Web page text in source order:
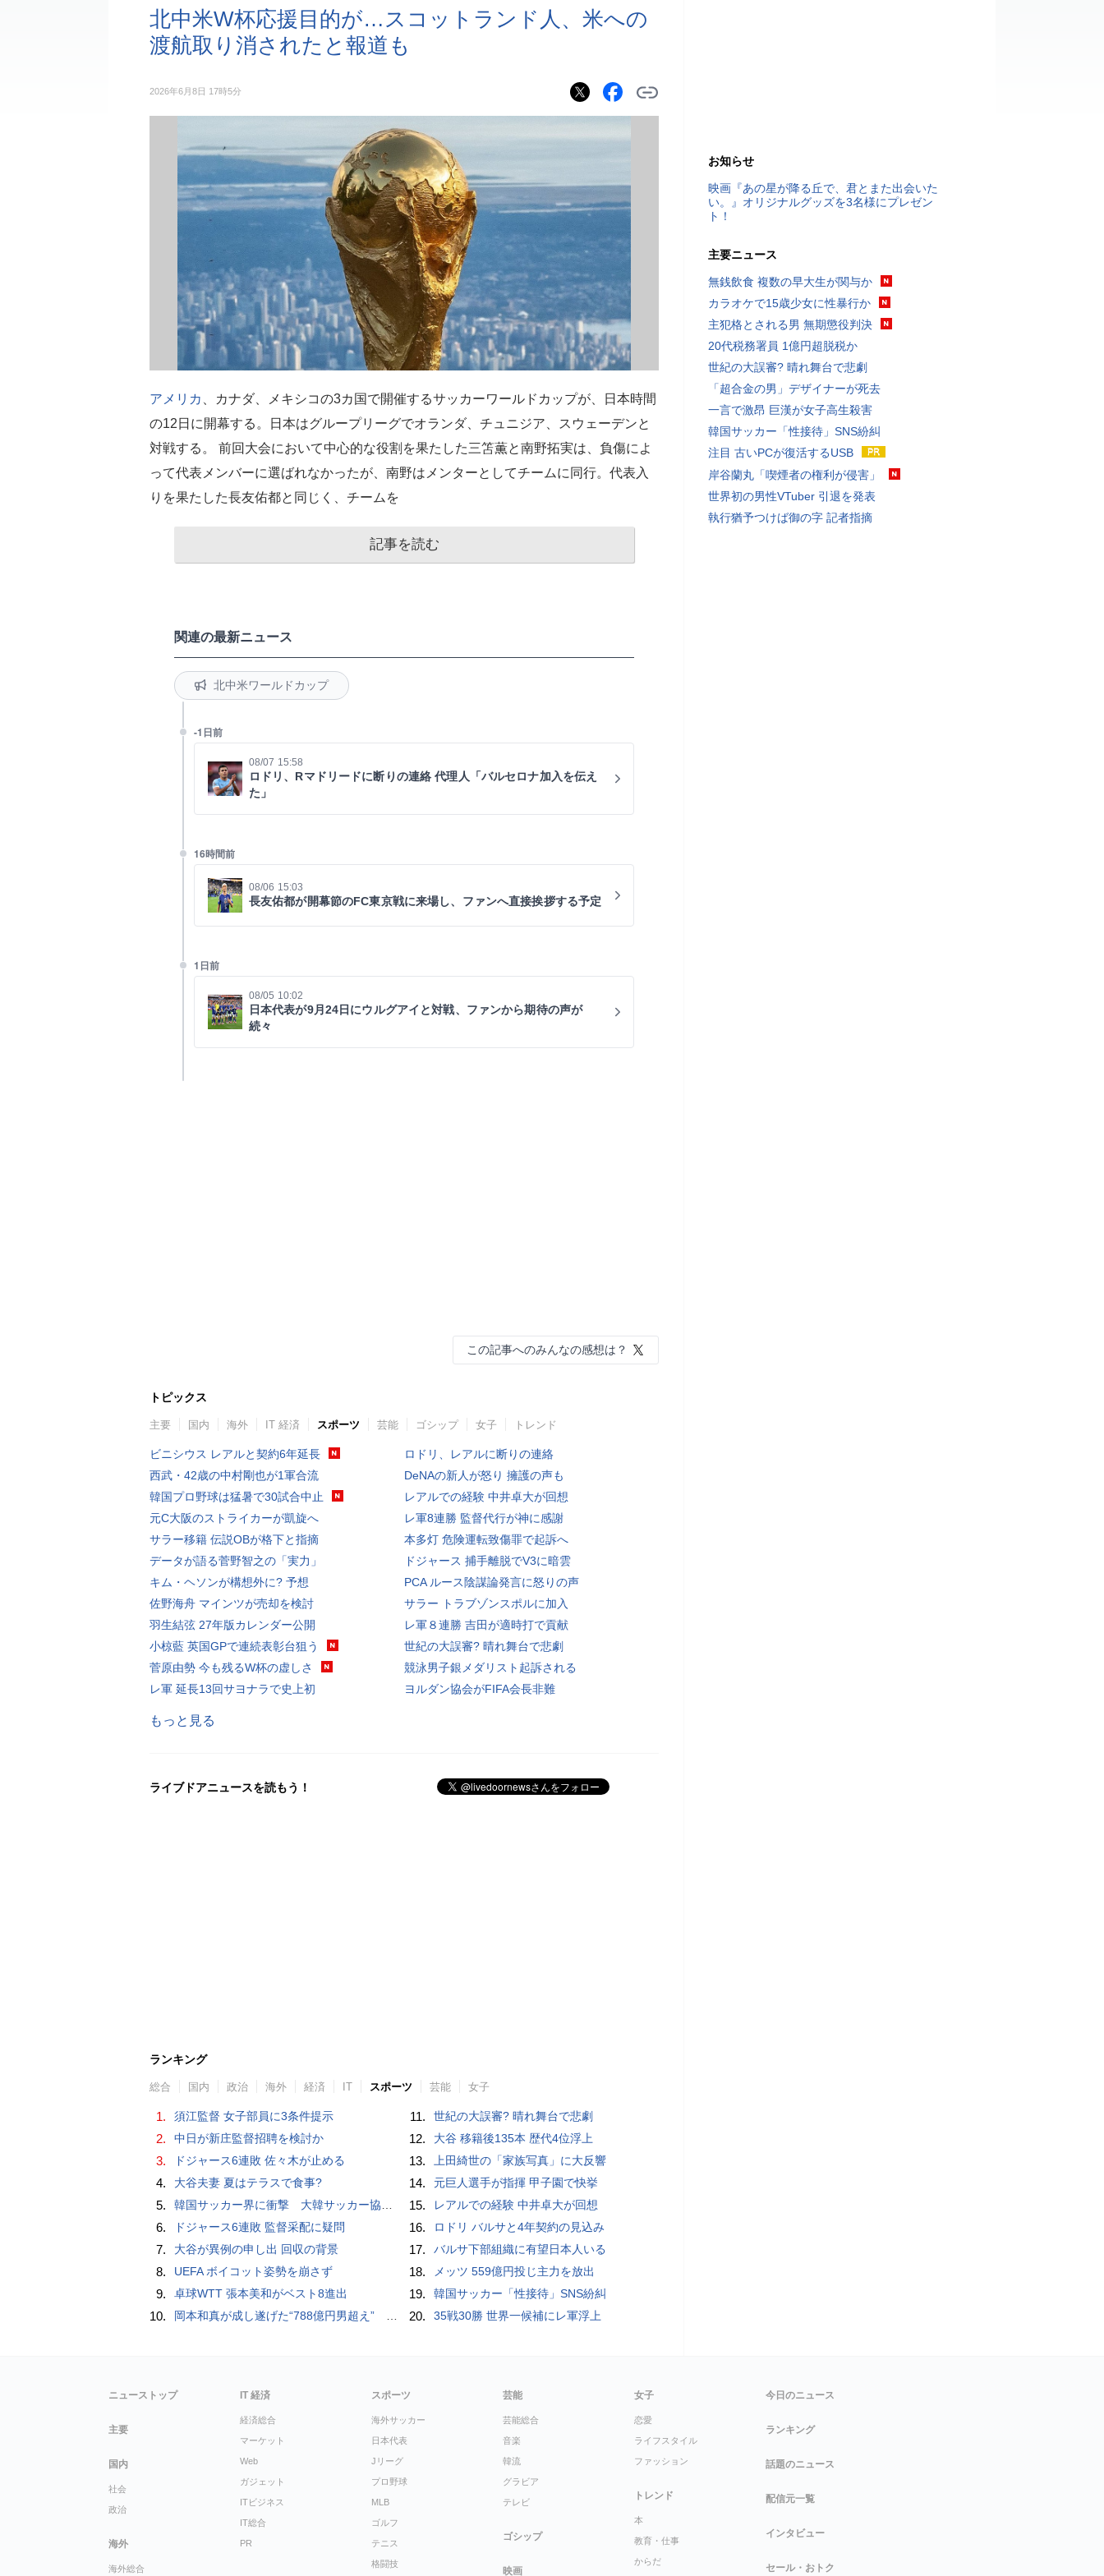
北中米W杯応援目的が…スコットランド人、米への
渡航取り消されたと報道も
2026年6月8日 17時5分
アメリカ
、カナダ、メキシコの3カ国で開催するサッカーワールドカップが、日本時間
の12日に開幕する。日本はグループリーグでオランダ、チュニジア、スウェーデンと
対戦する。 前回大会において中心的な役割を果たした三笘薫と南野拓実は、負傷によ
って代表メンバーに選ばれなかったが、南野はメンターとしてチームに同行。代表入
りを果たした長友佑都と同じく、チームを
記事を読む
関連の最新ニュース
北中米ワールドカップ
-1日前
08/07 15:58
ロドリ、Rマドリードに断りの連絡 代理人「バルセロナ加入を伝え
た」
16時間前
08/06 15:03
長友佑都が開幕節のFC東京戦に来場し、ファンへ直接挨拶する予定
1日前
08/05 10:02
日本代表が9月24日にウルグアイと対戦、ファンから期待の声が
続々
この記事へのみんなの感想は？
トピックス
主要 国内 海外 IT 経済 スポーツ 芸能 ゴシップ 女子 トレンド
ビニシウス レアルと契約6年延長
西武・42歳の中村剛也が1軍合流
韓国プロ野球は猛暑で30試合中止
元C大阪のストライカーが凱旋へ
サラー移籍 伝説OBが格下と指摘
データが語る菅野智之の「実力」
キム・ヘソンが構想外に? 予想
佐野海舟 マインツが売却を検討
羽生結弦 27年版カレンダー公開
小椋藍 英国GPで連続表彰台狙う
菅原由勢 今も残るW杯の虚しさ
レ軍 延長13回サヨナラで史上初
ロドリ、レアルに断りの連絡
DeNAの新人が怒り 擁護の声も
レアルでの経験 中井卓大が回想
レ軍8連勝 監督代行が神に感謝
本多灯 危険運転致傷罪で起訴へ
ドジャース 捕手離脱でV3に暗雲
PCA ルース陰謀論発言に怒りの声
サラー トラブゾンスポルに加入
レ軍８連勝 吉田が適時打で貢献
世紀の大誤審? 晴れ舞台で悲劇
競泳男子銀メダリスト起訴される
ヨルダン協会がFIFA会長非難
もっと見る
ライブドアニュースを読もう！
ランキング
総合 国内 政治 海外 経済 IT スポーツ 芸能 女子
1. 須江監督 女子部員に3条件提示
2. 中日が新庄監督招聘を検討か
3. ドジャース6連敗 佐々木が止める
4. 大谷夫妻 夏はテラスで食事?
5. 韓国サッカー界に衝撃 大韓サッカー協会に外国人審判への“性的接待”疑惑 韓国メディアが報道
6. ドジャース6連敗 監督采配に疑問
7. 大谷が異例の申し出 回収の背景
8. UEFA ボイコット姿勢を崩さず
9. 卓球WTT 張本美和がベスト8進出
10. 岡本和真が成し遂げた“788億円男超え” いつのまにか「3位」…見据える球団記録更新
11. 世紀の大誤審? 晴れ舞台で悲劇
12. 大谷 移籍後135本 歴代4位浮上
13. 上田綺世の「家族写真」に大反響
14. 元巨人選手が指揮 甲子園で快挙
15. レアルでの経験 中井卓大が回想
16. ロドリ バルサと4年契約の見込み
17. バルサ下部組織に有望日本人いる
18. メッツ 559億円投じ主力を放出
19. 韓国サッカー「性接待」SNS紛糾
20. 35戦30勝 世界一候補にレ軍浮上
お知らせ
映画『あの星が降る丘で、君とまた出会いた
い。』オリジナルグッズを3名様にプレゼン
ト！
主要ニュース
無銭飲食 複数の早大生が関与か
カラオケで15歳少女に性暴行か
主犯格とされる男 無期懲役判決
20代税務署員 1億円超脱税か
世紀の大誤審? 晴れ舞台で悲劇
「超合金の男」デザイナーが死去
一言で激昂 巨漢が女子高生殺害
韓国サッカー「性接待」SNS紛糾
注目 古いPCが復活するUSB
岸谷蘭丸「喫煙者の権利が侵害」
世界初の男性VTuber 引退を発表
執行猶予つけば御の字 記者指摘
ニューストップ
主要
国内
社会
政治
海外
海外総合
IT 経済
経済総合
マーケット
Web
ガジェット
ITビジネス
IT総合
PR
スポーツ
海外サッカー
日本代表
Jリーグ
プロ野球
MLB
ゴルフ
テニス
格闘技
芸能
芸能総合
音楽
韓流
グラビア
テレビ
ゴシップ
映画
女子
恋愛
ライフスタイル
ファッション
トレンド
本
教育・仕事
からだ
今日のニュース
ランキング
話題のニュース
配信元一覧
インタビュー
セール・おトク